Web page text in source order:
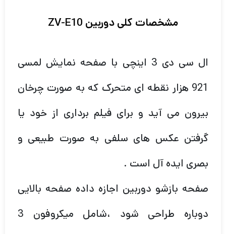
مشخصات کلی دوربین ZV-E10
ال سی دی 3 اینچی با صفحه نمایش لمسی
921 هزار نقطه ای متحرک که به صورت چرخان
بیرون می آید و برای فیلم برداری از خود یا
گرفتن عکس های سلفی به صورت طبیعی و
بصری ایده آل است .
صفحه بازشو دوربین اجازه داده صفحه بالایی
دوباره طراحی شود ،شامل میکروفون 3